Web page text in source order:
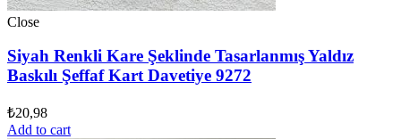
Close
Siyah Renkli Kare Şeklinde Tasarlanmış Yaldız
Baskılı Şeffaf Kart Davetiye 9272
₺20,98
Add to cart